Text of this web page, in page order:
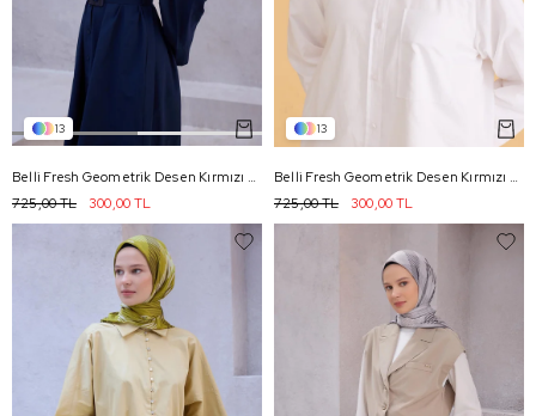
13
300,00 TL
725,00 TL
13
300,00 TL
725,00 TL